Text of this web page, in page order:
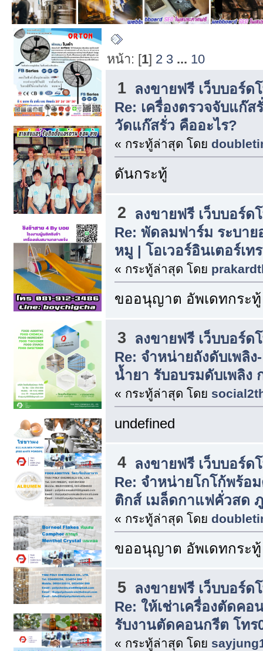
หน้า: [1] 2 3 ... 10
1 ลงขายฟรี เว็บบอร์ด
Re: เครื่องตรวจจับแก๊ส
วัดแก๊สรั่ว คืออะไร?
« กระทู้ล่าสุด โดย
ดันกระทู้
2
ลงขายฟรี เว็บบอร์ด
Re: พัดลมฟาร์ม ระบา
หมู | โอเวอร์อินเตอร์เท
« กระทู้ล่าสุด โดย
ขออนุญาต อัพเดทกระทู้
3
ลงขายฟรี เว็บบอร์ด
Re: จำหน่ายถังดับเพลิง
น้ำยา รับอบรมดับเพลิง
« กระทู้ล่าสุด โดย
undefined
4 ลงขายฟรี เว็บบอร์ด
Re: จำหน่ายโกโก้พร้อ
ติกส์ เมล็ดกาแฟคั่วสด
« กระทู้ล่าสุด โดย
ขออนุญาต อัพเดทกระทู้
5 ลงขายฟรี เว็บบอร์ด
Re: ให้เช่าเครื่องตัดค
รับงานตัดคอนกรีต โทร
« กระทู้ล่าสุด โดย